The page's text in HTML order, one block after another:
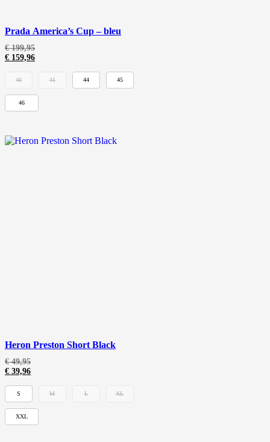
Prada America’s Cup – bleu
€199,95
€ 159,96
40 41 44 45
46
Heron Preston Short Black
€49,95
€ 39,96
S M L XL
XXL